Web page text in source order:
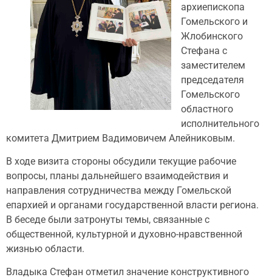
архиепископа
Гомельского и
Жлобинского
Стефана с
заместителем
председателя
Гомельского
областного
исполнительного
комитета Дмитрием Вадимовичем Алейниковым.
В ходе визита стороны обсудили текущие рабочие
вопросы, планы дальнейшего взаимодействия и
направления сотрудничества между Гомельской
епархией и органами государственной власти региона.
В беседе были затронуты темы, связанные с
общественной, культурной и духовно-нравственной
жизнью области.
Владыка Стефан отметил значение конструктивного